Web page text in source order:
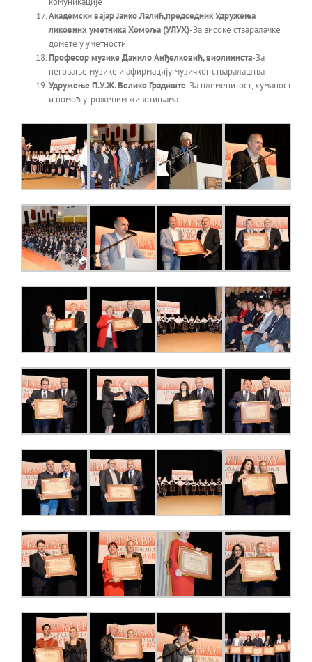
Академски вајар Јанко Лалић,председник Удружења
ликовних уметника Хомоља(УЛУХ)-За високе стваралачке
домете у уметности
Професор музике Данило Анђелковић, виолиниста-За
неговање музике и афирмацију музичког стваралаштва
Удружење П.У.Ж. Велико Градиште-За племенитост, хуманост
и помоћ угроженим животињама